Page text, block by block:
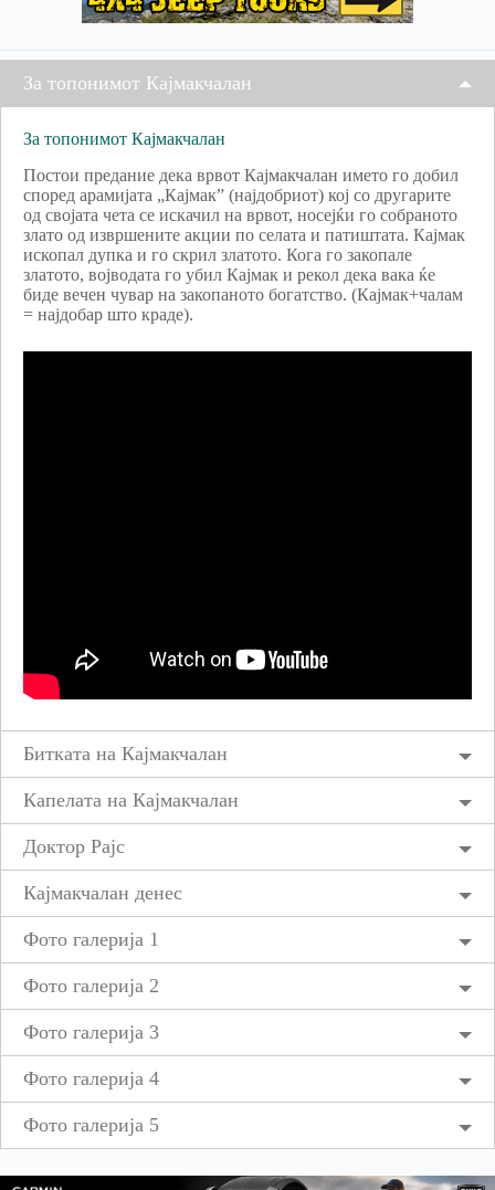
За топонимот Кајмакчалан
За топонимот Кајмакчалан
Постои предание дека врвот Кајмакчалан името го добил
според арамијата „Кајмак” (најдобриот) кој со другарите
од својата чета се искачил на врвот, носејќи го собраното
злато од извршените акции по селата и патиштата. Кајмак
ископал дупка и го скрил златото. Кога го закопале
златото, војводата го убил Кајмак и рекол дека вака ќе
биде вечен чувар на закопаното богатство. (Кајмак+чалам
= најдобар што краде).
Битката на Кајмакчалан
Капелата на Кајмакчалан
Доктор Рајс
Кајмакчалан денес
Фото галерија 1
Фото галерија 2
Фото галерија 3
Фото галерија 4
Фото галерија 5